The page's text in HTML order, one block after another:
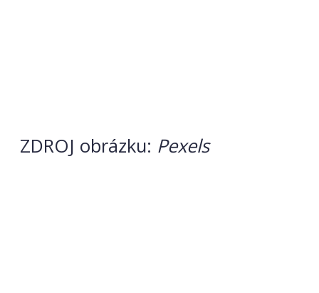
ZDROJ obrázku: Pexels